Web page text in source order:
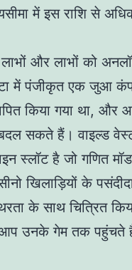
में इस राशि से
और लाभों को
में पंजीकृत एक जुआ
किया गया था,
सकते हैं। वाइल्ड
स्लॉट है जो गणित
खिलाड़ियों के
के साथ चित्रित
उनके गेम तक पहुंचते